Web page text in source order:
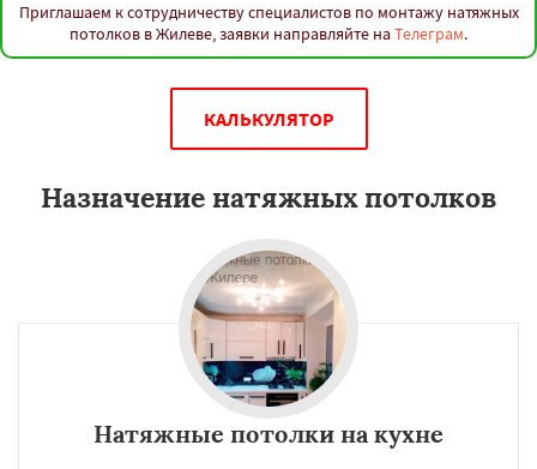
Приглашаем к сотрудничеству специалистов по монтажу натяжных
потолков в Жилеве, заявки направляйте на Телеграм.
КАЛЬКУЛЯТОР
Назначение натяжных потолков
Натяжные потолки на кухне